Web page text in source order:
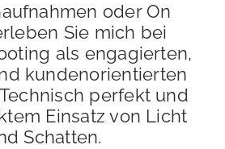
oder On
Sie mich bei
als engagierten,
kundenorientierten
perfekt und
Einsatz von Licht
Schatten.